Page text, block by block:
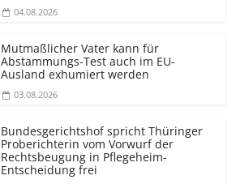
04.08.2026
Mutmaßlicher Vater kann für
Abstammungs-Test auch im EU-
Ausland exhumiert werden
03.08.2026
Bundesgerichtshof spricht Thüringer
Proberichterin vom Vorwurf der
Rechtsbeugung in Pflegeheim-
Entscheidung frei